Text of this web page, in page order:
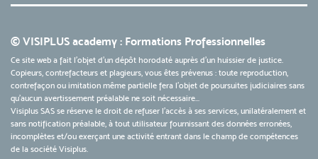
© VISIPLUS academy : Formations Professionnelles
Ce site web a fait l'objet d'un dépôt horodaté auprès d'un huissier de justice.
Copieurs, contrefacteurs et plagieurs, vous êtes prévenus : toute reproduction,
contrefaçon ou imitation même partielle fera l'objet de poursuites judiciaires sans
qu’aucun avertissement préalable ne soit nécessaire...
Visiplus SAS se réserve le droit de refuser l'accès à ses services, unilatéralement et
sans notification préalable, à tout utilisateur fournissant des données erronées,
incomplètes et/ou exerçant une activité entrant dans le champ de compétences
de la société Visiplus.